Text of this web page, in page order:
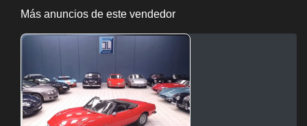
Más anuncios de este vendedor